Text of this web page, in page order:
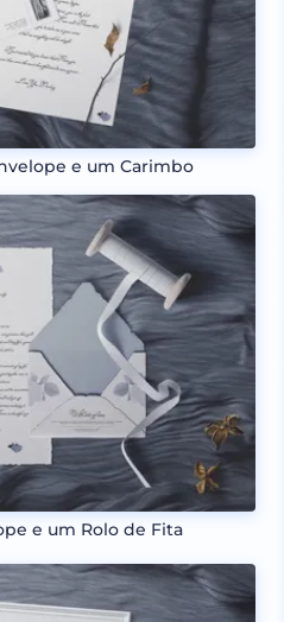
e um Carimbo
e um Rolo de Fita